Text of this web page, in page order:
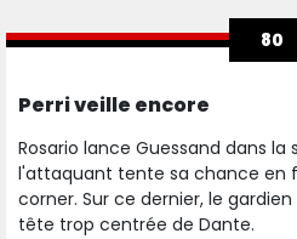
80
Perri veille encore
Rosario lance Guessand dans
l'attaquant tente sa chance en
corner. Sur ce dernier, le
tête trop centrée de Dante.